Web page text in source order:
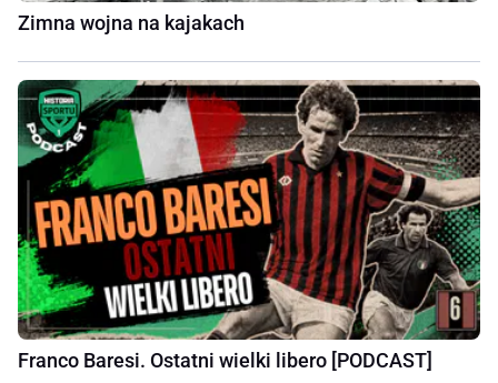
Zimna wojna na kajakach
Franco Baresi. Ostatni wielki libero [PODCAST]